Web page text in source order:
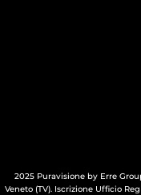
2025 Puravisione by Erre
Veneto (TV). Iscrizione Ufficio